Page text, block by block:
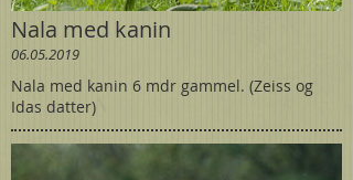
Nala med kanin
06.05.2019
Nala med kanin 6 mdr gammel. (Zeiss og
Idas datter)